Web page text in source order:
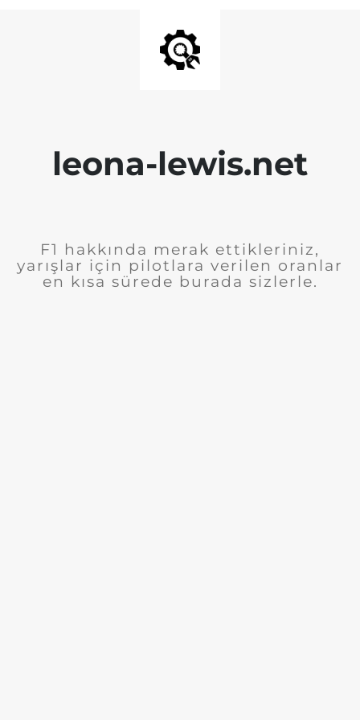
leona-lewis.net
F1 hakkında merak ettikleriniz,
yarışlar için pilotlara verilen oranlar
en kısa sürede burada sizlerle.